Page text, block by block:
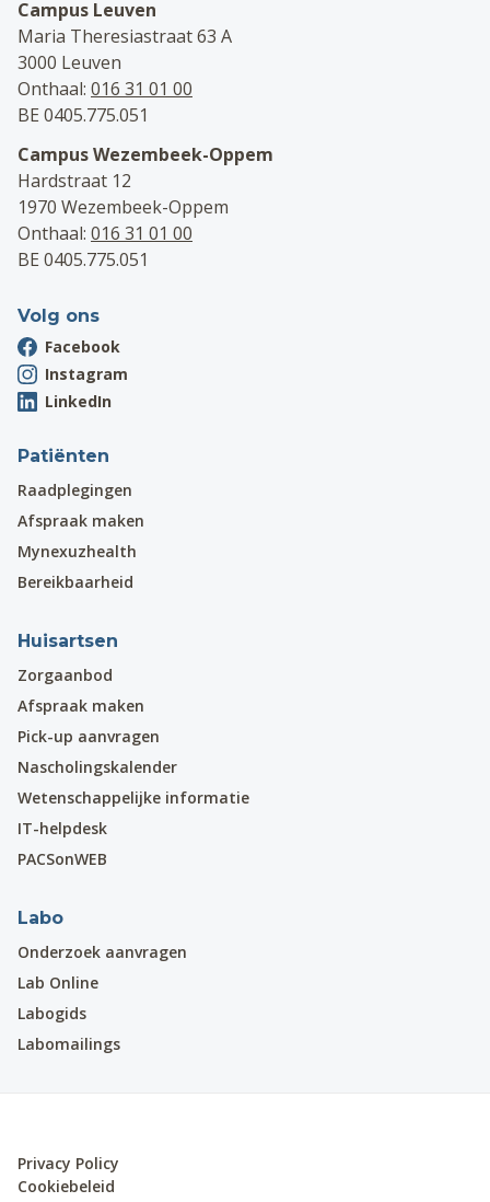
Campus Leuven
Maria Theresiastraat 63 A
3000 Leuven
Onthaal: 016 31 01 00
BE 0405.775.051
Campus Wezembeek-Oppem
Hardstraat 12
1970 Wezembeek-Oppem
Onthaal: 016 31 01 00
BE 0405.775.051
Volg ons
Facebook
Instagram
LinkedIn
Patiënten
Raadplegingen
Afspraak maken
Mynexuzhealth
Bereikbaarheid
Huisartsen
Zorgaanbod
Afspraak maken
Pick-up aanvragen
Nascholingskalender
Wetenschappelijke informatie
IT-helpdesk
PACSonWEB
Labo
Onderzoek aanvragen
Lab Online
Labogids
Labomailings
Privacy Policy
Cookiebeleid